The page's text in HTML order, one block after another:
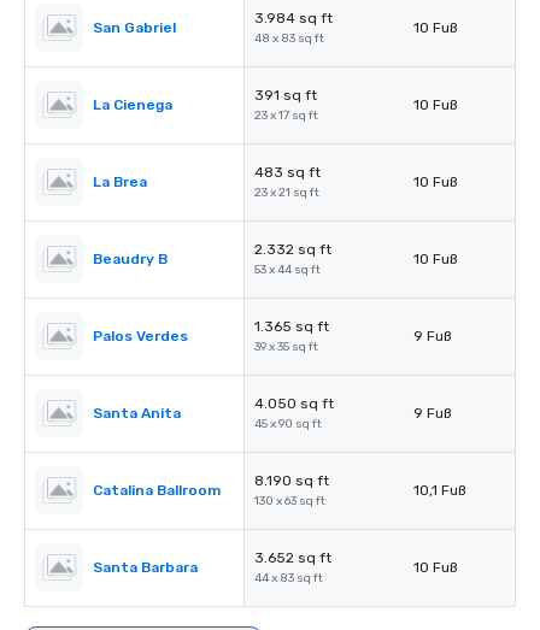
San Gabriel
3.984 sq ft
48 x 83 sq ft
10 Fuß
La Cienega
391 sq ft
23 x 17 sq ft
10 Fuß
La Brea
483 sq ft
23 x 21 sq ft
10 Fuß
Beaudry B
2.332 sq ft
53 x 44 sq ft
10 Fuß
Palos Verdes
1.365 sq ft
39 x 35 sq ft
9 Fuß
Santa Anita
4.050 sq ft
45 x 90 sq ft
9 Fuß
Catalina Ballroom
8.190 sq ft
130 x 63 sq ft
10,1 Fuß
Santa Barbara
3.652 sq ft
44 x 83 sq ft
10 Fuß